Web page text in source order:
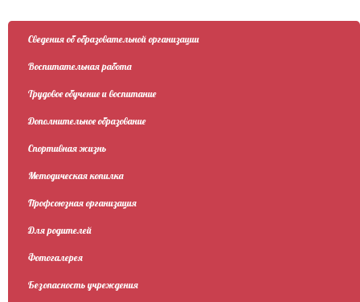
Сведения об образовательной организации
Воспитательная работа
Трудовое обучение и воспитание
Дополнительное образование
Спортивная жизнь
Методическая копилка
Профсоюзная организация
Для родителей
Фотогалерея
Безопасность учреждения